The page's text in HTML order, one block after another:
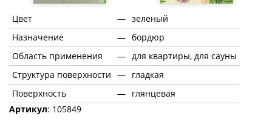
Цвет — зеленый
Назначение
— бордюр
Область применения
— для квартиры, для сауны
Структура поверхности — гладкая
Поверхность
— глянцевая
Артикул: 105849